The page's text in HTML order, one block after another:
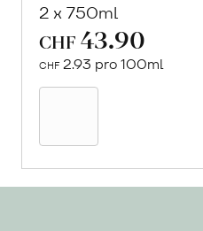
2 x 750ml
CHF 43.90
CHF 2.93 pro 100ml